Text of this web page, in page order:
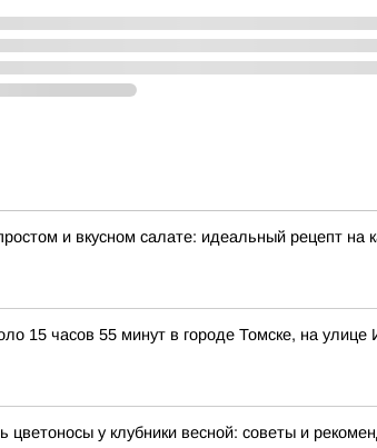
и вкусном салате: идеальный рецепт на
15 часов 55 минут в городе Томске, на
цветоносы у клубники весной: советы и